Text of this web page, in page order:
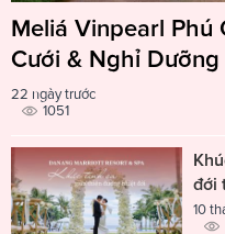
Meliá Vinpearl Phú
Cưới & Nghỉ
22 ngày trước
1051
đới
10